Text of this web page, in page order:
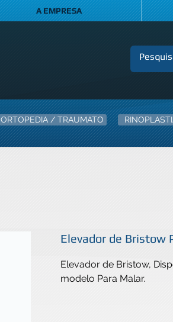
A EMPRESA
ORTOPEDIA / TRAUMATO
Elevador de Bristow
Elevador de Bristow,
modelo Para Malar.